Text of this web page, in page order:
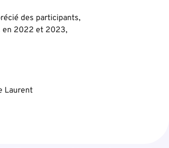
des participants,
en 2022 et 2023,
Laurent